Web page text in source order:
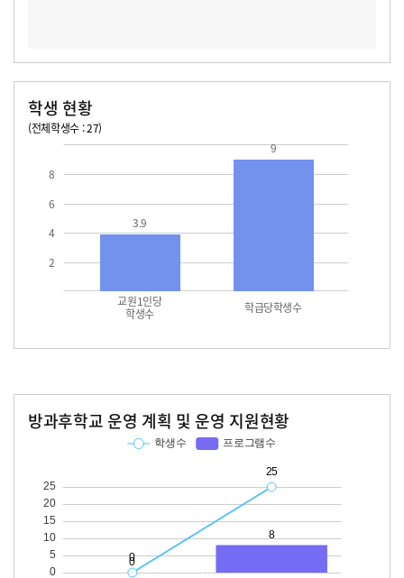
학생 현황
(전체학생수 : 27)
2
4
6
8
교원1인당
학생수 학급당학생수
3.9
9
방과후학교 운영 계획 및 운영 지원현황